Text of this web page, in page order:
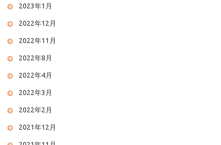
2023年1月
2022年12月
2022年11月
2022年8月
2022年4月
2022年3月
2022年2月
2021年12月